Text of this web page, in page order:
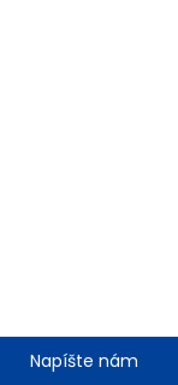
Napíšte nám